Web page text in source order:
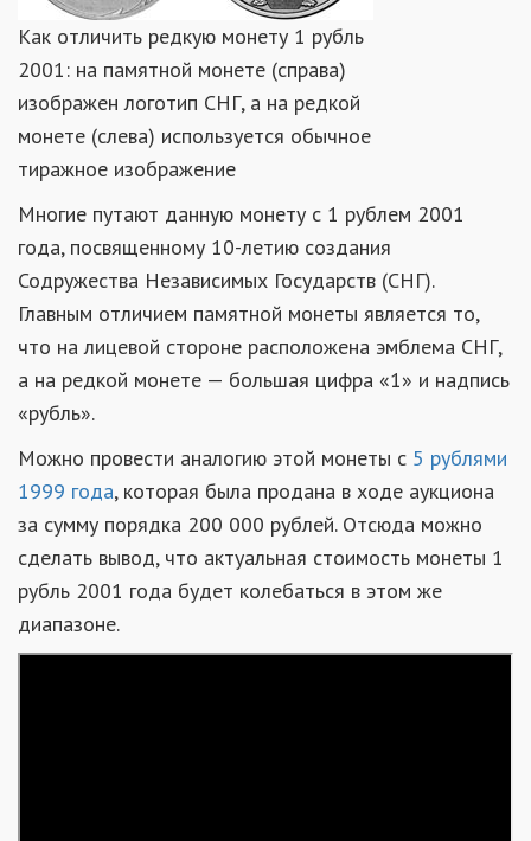
Как отличить редкую монету 1 рубль
2001: на памятной монете (справа)
изображен логотип СНГ, а на редкой
монете (слева) используется обычное
тиражное изображение
Многие путают данную монету с 1 рублем 2001
года, посвященному 10-летию создания
Содружества Независимых Государств (СНГ).
Главным отличием памятной монеты является то,
что на лицевой стороне расположена эмблема СНГ,
а на редкой монете — большая цифра «1» и надпись
«рубль».
Можно провести аналогию этой монеты с 5 рублями
1999 года, которая была продана в ходе аукциона
за сумму порядка 200 000 рублей. Отсюда можно
сделать вывод, что актуальная стоимость монеты 1
рубль 2001 года будет колебаться в этом же
диапазоне.